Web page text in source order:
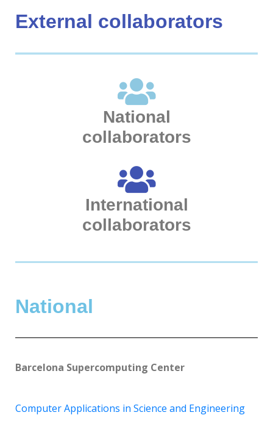
External collaborators
National
collaborators
International
collaborators
National
Barcelona Supercomputing Center
Computer Applications in Science and Engineering